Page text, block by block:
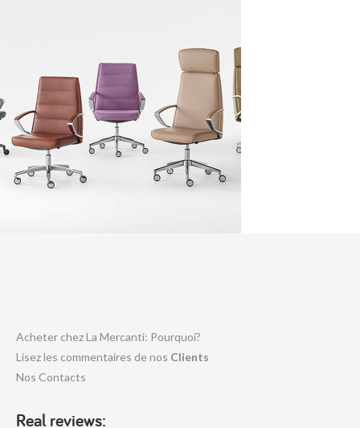
Acheter chez La Mercanti: Pourquoi?
Lisez les commentaires de nos Clients
Nos Contacts
Real reviews: